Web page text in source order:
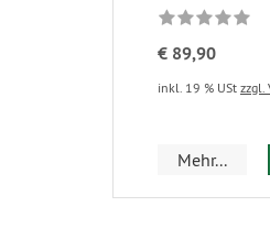
€ 89,90
inkl. 19 % USt zzgl.
Mehr...